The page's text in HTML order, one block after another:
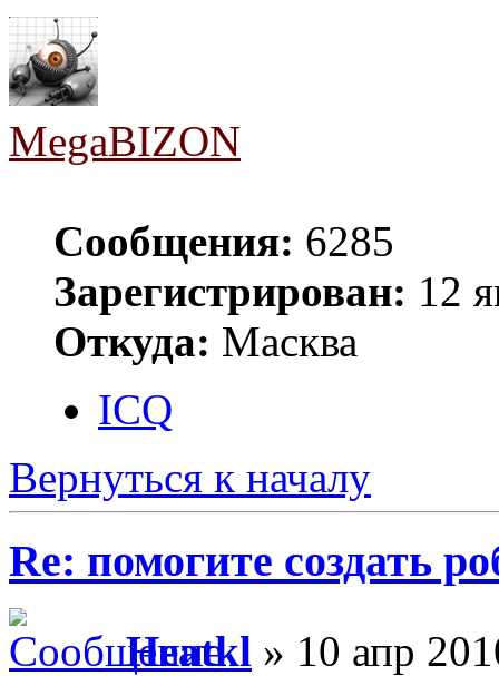
MegaBIZON
Сообщения: 6285
Зарегистрирован: 12
Откуда: Масква
ICQ
Вернуться к началу
Re: помогите создать
Heatkl » 10 апр